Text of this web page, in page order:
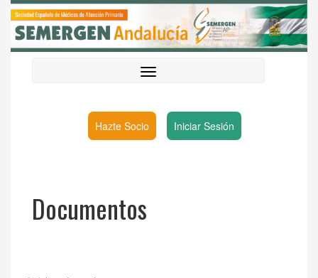
Hazte Socio Iniciar Sesión
Documentos